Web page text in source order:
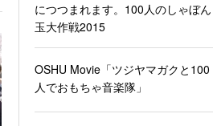
につつまれます。100人のしゃぼん
玉大作戦2015
OSHU Movie「ツジヤマガクと100
人でおもちゃ音楽隊」